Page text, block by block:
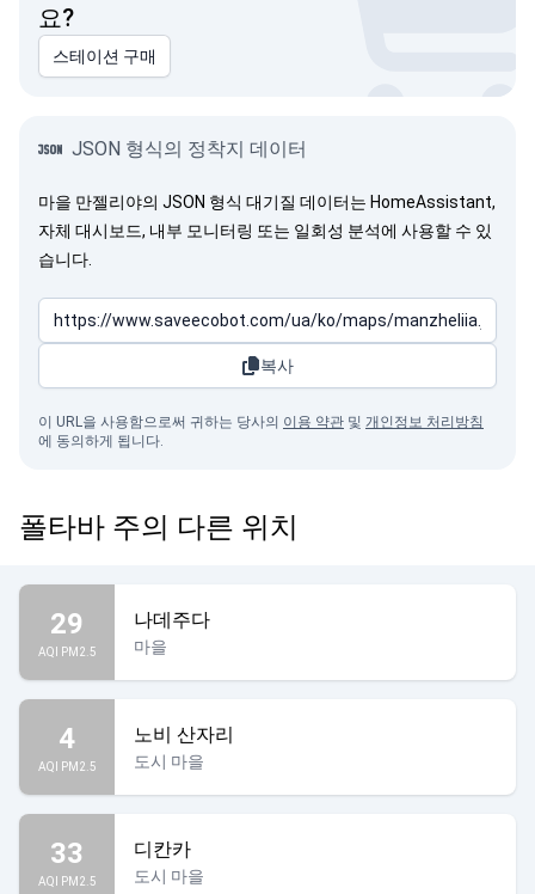
요?
스테이션 구매
JSON 형식의 정착지 데이터
마을 만젤리야의 JSON 형식 대기질 데이터는 HomeAssistant,
자체 대시보드, 내부 모니터링 또는 일회성 분석에 사용할 수 있
습니다.
복사
이 URL을 사용함으로써 귀하는 당사의 이용 약관 및 개인정보 처리방침
에 동의하게 됩니다.
폴타바 주의 다른 위치
29
AQI PM2.5
나데주다
마을
4
AQI PM2.5
노비 산자리
도시 마을
33
AQI PM2.5
디칸카
도시 마을